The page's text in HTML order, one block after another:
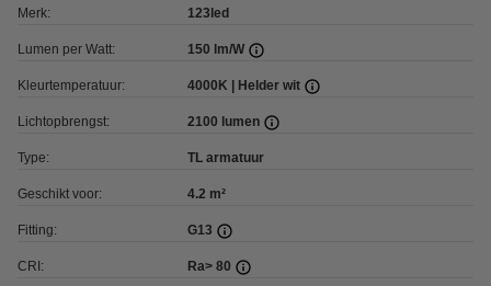
Merk: 123led
Lumen per Watt: 150 lm/W
Kleurtemperatuur: 4000K | Helder wit
Lichtopbrengst: 2100 lumen
Type: TL armatuur
Geschikt voor: 4.2 m²
Fitting: G13
CRI: Ra> 80